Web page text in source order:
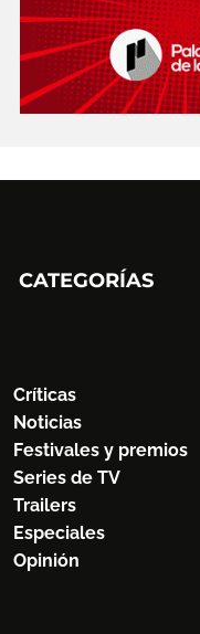
CATEGORÍAS
Críticas
Noticias
Festivales y premios
Series de TV
Trailers
Especiales
Opinión